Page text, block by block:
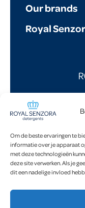
Om de beste ervaringen te
informatie over je apparaat
met deze technologieën
deze site verwerken. Als je
dit een nadelige invloed
Our brands
Royal